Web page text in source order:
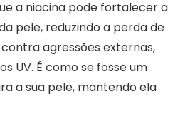
a niacina pode fortalecer a
pele, reduzindo a perda de
agressões externas,
UV. É como se fosse um
a sua pele, mantendo ela